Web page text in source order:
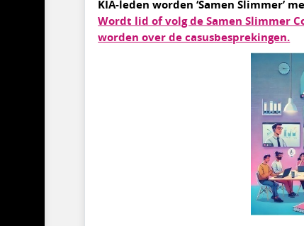
KIA-leden worden ‘Samen Slimmer’
Wordt lid of volg de Samen Slimmer
worden over de casusbesprekingen.